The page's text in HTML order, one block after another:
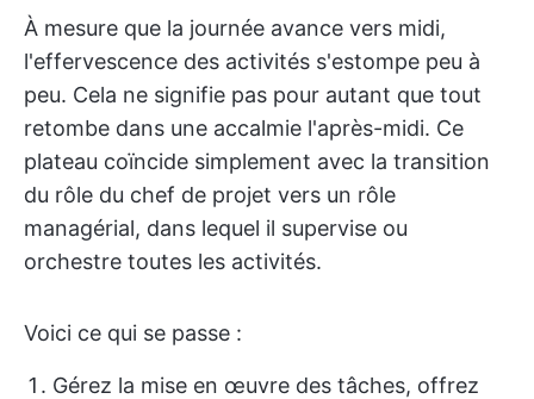
À mesure que la journée avance vers midi,
l'effervescence des activités s'estompe peu à
peu. Cela ne signifie pas pour autant que tout
retombe dans une accalmie l'après-midi. Ce
plateau coïncide simplement avec la transition
du rôle du chef de projet vers un rôle
managérial, dans lequel il supervise ou
orchestre toutes les activités.
Voici ce qui se passe :
Gérez la mise en œuvre des tâches, offrez